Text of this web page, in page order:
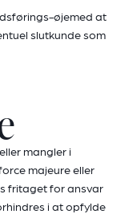
øjemed at
slutkunde som
mangler i
majeure eller
fritaget for ansvar
i at opfylde